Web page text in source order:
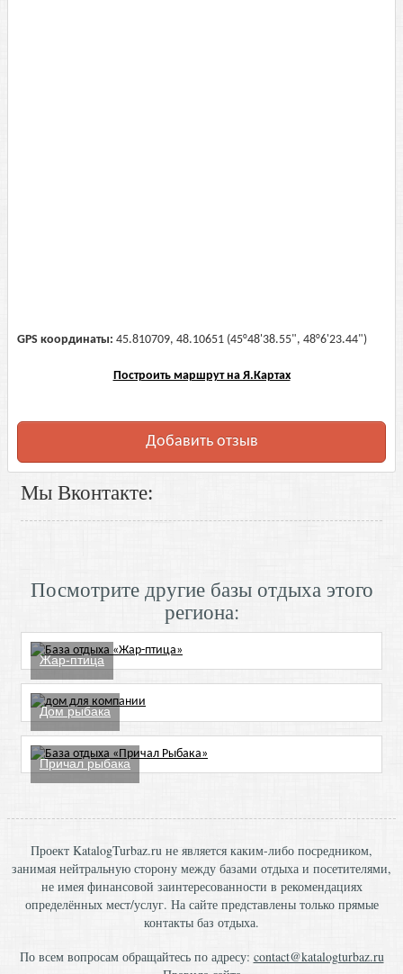
GPS координаты: 45.810709, 48.10651 (45°48'38.55", 48°6'23.44")
Построить маршрут на Я.Картах
Добавить отзыв
Мы Вконтакте:
Посмотрите другие базы отдыха этого
региона:
Жар-птица
Дом рыбака
Причал рыбака
Проект KatalogTurbaz.ru не является каким-либо посредником,
занимая нейтральную сторону между базами отдыха и посетителями,
не имея финансовой заинтересованности в рекомендациях
определённых мест/услуг. На сайте представлены только прямые
контакты баз отдыха.
По всем вопросам обращайтесь по адресу: contact@katalogturbaz.ru